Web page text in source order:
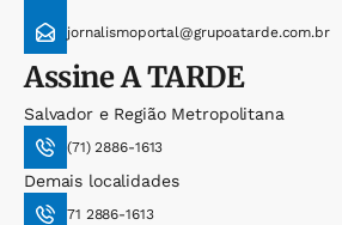
jornalismoportal@grupoatarde.com.br
AssineA TARDE
Salvador e Região Metropolitana
(71) 2886-1613
Demais localidades
71 2886-1613